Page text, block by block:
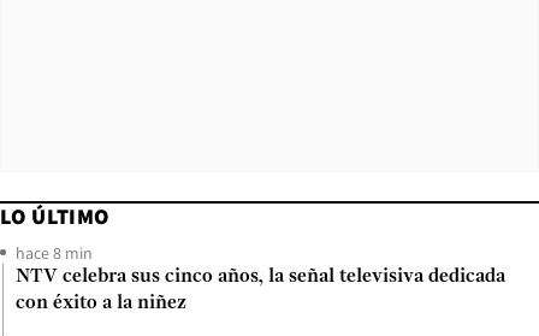
LO ÚLTIMO
hace 8 min
NTV celebra sus cinco años, la señal televisiva dedicada
con éxito a la niñez